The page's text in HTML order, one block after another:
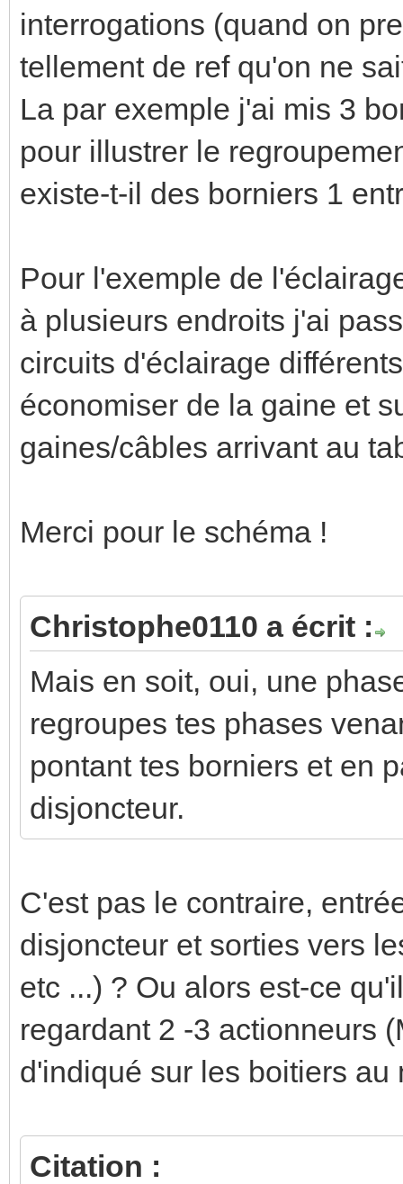
interrogations (quand on
tellement de ref qu'on ne
La par exemple j'ai mis 3
pour illustrer le
existe-t-il des borniers 1
Pour l'exemple de
à plusieurs endroits j'ai
circuits d'éclairage
économiser de la gaine et
gaines/câbles arrivant au
Merci pour le schéma !
Christophe0110 a écrit :
Mais en soit, oui, une
regroupes tes phases
pontant tes borniers et en
disjoncteur.
C'est pas le contraire,
disjoncteur et sorties vers
etc ...) ? Ou alors est-ce
regardant 2 -3 actionneurs
d'indiqué sur les boitiers
Citation :